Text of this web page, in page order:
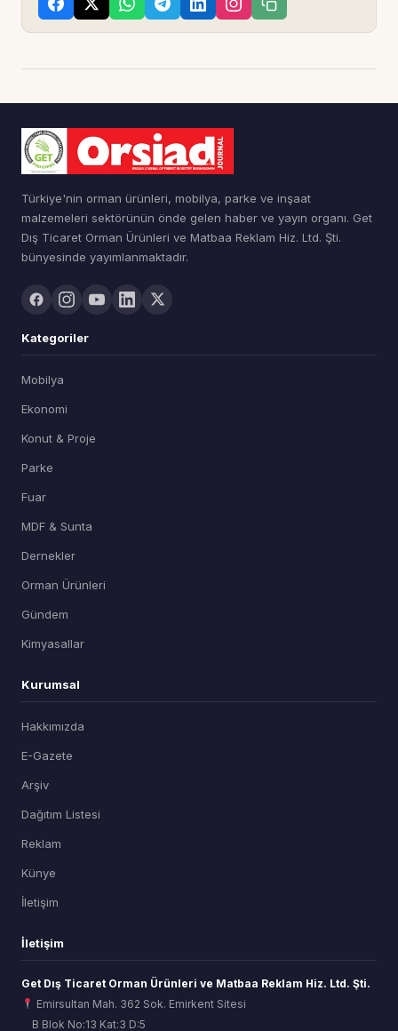
Türkiye'nin orman ürünleri, mobilya, parke ve inşaat
malzemeleri sektörünün önde gelen haber ve yayın organı. Get
Dış Ticaret Orman Ürünleri ve Matbaa Reklam Hiz. Ltd. Şti.
bünyesinde yayımlanmaktadır.
Kategoriler
Mobilya
Ekonomi
Konut & Proje
Parke
Fuar
MDF & Sunta
Dernekler
Orman Ürünleri
Gündem
Kimyasallar
Kurumsal
Hakkımızda
E-Gazete
Arşiv
Dağıtım Listesi
Reklam
Künye
İletişim
İletişim
Get Dış Ticaret Orman Ürünleri ve Matbaa Reklam Hiz. Ltd. Şti.
Emirsultan Mah. 362 Sok. Emirkent Sitesi
B Blok No:13 Kat:3 D:5